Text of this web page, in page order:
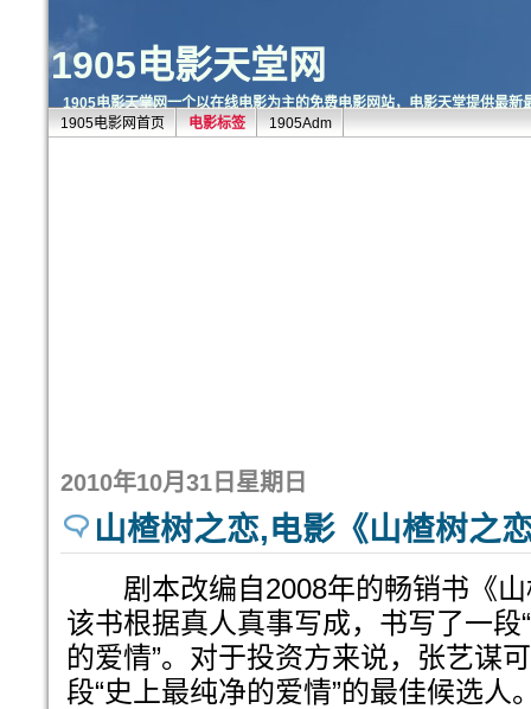
1905电影天堂网
1905电影天堂网一个以在线电影为主的免费电影网站，电影天堂提供最
1905电影网首页
电影标签 1905Adm
2010年10月31日星期日
山楂树之恋,电影《山楂树之
剧本改编自2008年的畅销书《山
该书根据真人真事写成，书写了一段
的爱情”。对于投资方来说，张艺谋
段“史上最纯净的爱情”的最佳候选人